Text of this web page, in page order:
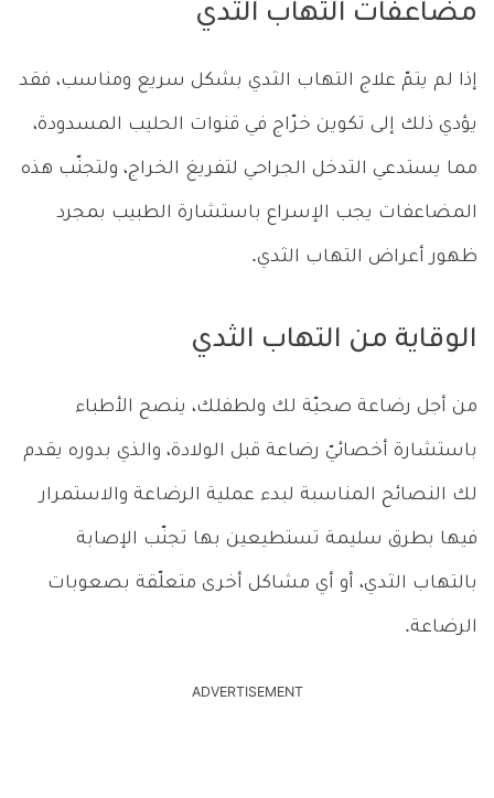
مضاعفات التهاب الثدي
إذا لم يتمّ علاج التهاب الثدي بشكل سريع ومناسب، فقد
يؤدي ذلك إلى تكوين خرّاج في قنوات الحليب المسدودة،
مما يستدعي التدخل الجراحي لتفريغ الخراج، ولتجنّب هذه
المضاعفات يجب الإسراع باستشارة الطبيب بمجرد
ظهور أعراض التهاب الثدي.
الوقاية من التهاب الثدي
من أجل رضاعة صحيّة لك ولطفلك، ينصح الأطباء
باستشارة أخصائيّ رضاعة قبل الولادة، والذي بدوره يقدم
لك النصائح المناسبة لبدء عملية الرضاعة والاستمرار
فيها بطرق سليمة تستطيعين بها تجنّب الإصابة
بالتهاب الثدي، أو أي مشاكل أخرى متعلّقة بصعوبات
الرضاعة.
ADVERTISEMENT